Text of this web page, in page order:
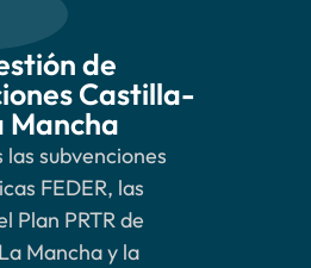
de
Castilla-
Mancha
subvenciones
FEDER, las
Plan PRTR de
Mancha y la